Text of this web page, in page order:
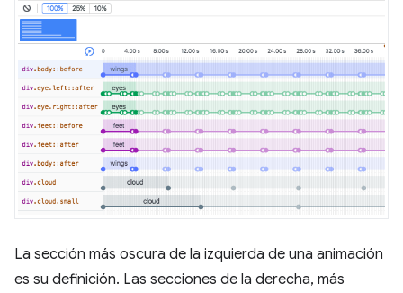
La sección más oscura de la izquierda de una animación
es su definición. Las secciones de la derecha, más